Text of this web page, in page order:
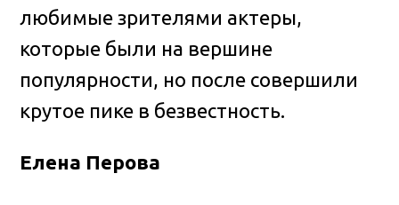
любимые зрителями актеры,
которые были на вершине
популярности, но после совершили
крутое пике в безвестность.
Елена Перова